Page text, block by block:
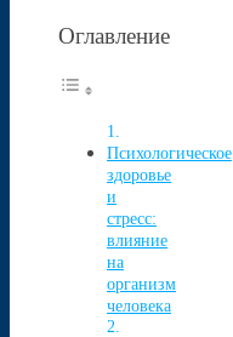
Оглавление
Психологическое
здоровье
и
стресс:
влияние
на
организм
человека